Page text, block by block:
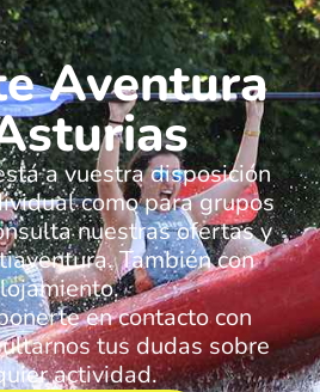
Aventura
a vuestra disposición
como para grupos
nuestras ofertas y
También con
en contacto con
tus dudas sobre
actividad.